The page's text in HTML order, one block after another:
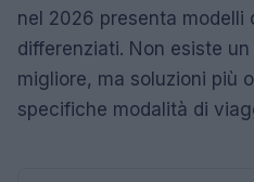
nel 2026 presenta modelli
differenziati. Non esiste
migliore, ma soluzioni più
specifiche modalità di